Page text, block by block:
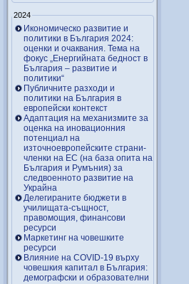
2024
Икономическо развитие и
политики в България 2024:
оценки и очаквания. Тема на
фокус „Енергийната бедност в
България – развитие и
политики“
Публичните разходи и
политики на България в
европейски контекст
Адаптация на механизмите за
оценка на иновационния
потенциал на
източноевропейските страни-
членки на ЕС (на база опита на
България и Румъния) за
следвоенното развитие на
Украйна
Делегираните бюджети в
училищата-същност,
правомощия, финансови
ресурси
Маркетинг на човешките
ресурси
Влияние на COVID-19 върху
човешкия капитал в България:
демографски и образователни